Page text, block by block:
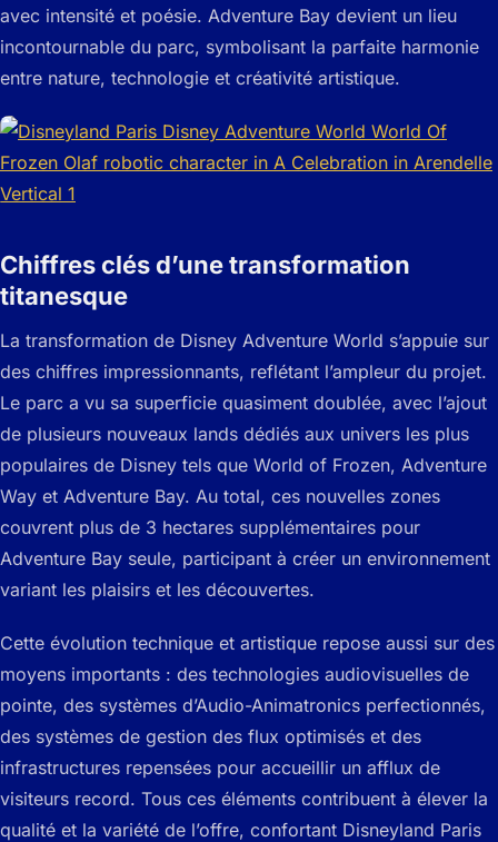
avec intensité et poésie. Adventure Bay devient un lieu
incontournable du parc, symbolisant la parfaite harmonie
entre nature, technologie et créativité artistique.
Chiffres clés d’une transformation
titanesque
La transformation de Disney Adventure World s’appuie sur
des chiffres impressionnants, reflétant l’ampleur du projet.
Le parc a vu sa superficie quasiment doublée, avec l’ajout
de plusieurs nouveaux lands dédiés aux univers les plus
populaires de Disney tels que World of Frozen, Adventure
Way et Adventure Bay. Au total, ces nouvelles zones
couvrent plus de 3 hectares supplémentaires pour
Adventure Bay seule, participant à créer un environnement
variant les plaisirs et les découvertes.
Cette évolution technique et artistique repose aussi sur des
moyens importants : des technologies audiovisuelles de
pointe, des systèmes d’Audio-Animatronics perfectionnés,
des systèmes de gestion des flux optimisés et des
infrastructures repensées pour accueillir un afflux de
visiteurs record. Tous ces éléments contribuent à élever la
qualité et la variété de l’offre, confortant Disneyland Paris